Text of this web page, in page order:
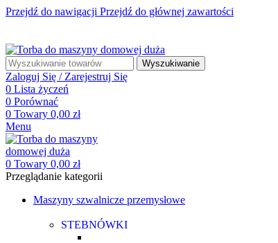
Przejdź do nawigacji Przejdź do głównej zawartości
Wyszukiwanie
Zaloguj Się / Zarejestruj Się
0 Lista życzeń
0 Porównać
0 Towary 0,00 zł
Menu
0 Towary 0,00 zł
Przeglądanie kategorii
Maszyny szwalnicze przemysłowe
STEBNÓWKI